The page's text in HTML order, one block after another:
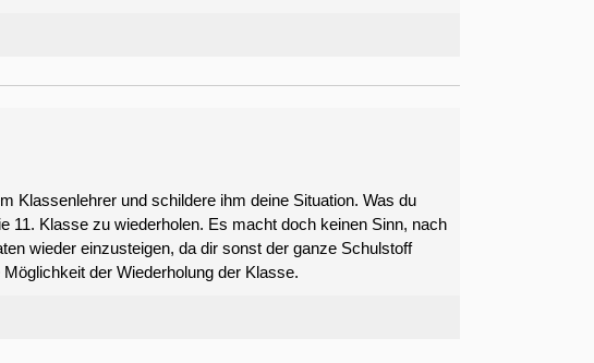
Klassenlehrer und schildere ihm deine Situation. Was du
11. Klasse zu wiederholen. Es macht doch keinen Sinn, nach
wieder einzusteigen, da dir sonst der ganze Schulstoff
der Wiederholung der Klasse.